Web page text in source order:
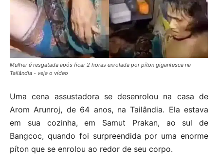
Mulher é resgatada após ficar 2 horas enrolada por píton gigantesca na
Tailândia - veja o vídeo
Uma cena assustadora se desenrolou na casa de
Arom Arunroj, de 64 anos, na Tailândia. Ela estava
em sua cozinha, em Samut Prakan, ao sul de
Bangcoc, quando foi surpreendida por uma enorme
píton que se enrolou ao redor de seu corpo.